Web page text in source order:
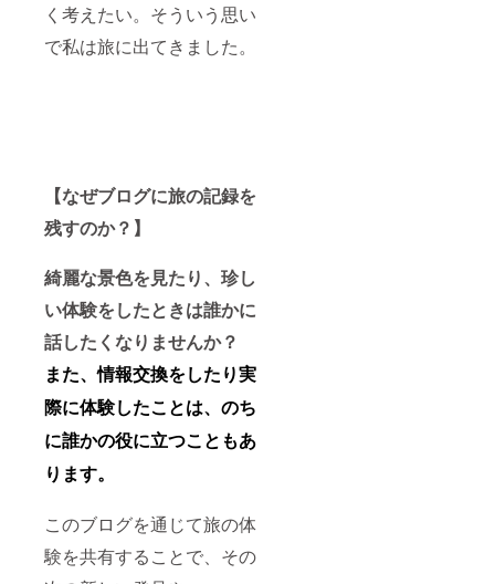
く考えたい。そういう思い
で私は旅に出てきました。
【なぜブログに旅の記録を
残すのか？】
綺麗な景色を見たり、珍し
い体験をしたときは誰かに
話したくなりませんか？
また、情報交換をしたり実
際に体験したことは、のち
に誰かの役に立つこともあ
ります。
このブログを通じて旅の体
験を共有することで、その